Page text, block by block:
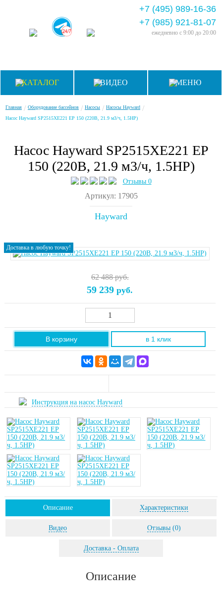
+7 (495) 989-16-36
+7 (985) 921-81-07
ежедневно с 9:00 до 20:00
КАТАЛОГ ВИДЕО МЕНЮ
Главная / Оборудование бассейнов / Насосы / Насосы Hayward /
Насос Hayward SP2515XE221 EP 150 (220В, 21.9 м3/ч, 1.5HP)
Насос Hayward SP2515XE221 EP
150 (220В, 21.9 м3/ч, 1.5HP)
Отзывы 0
Артикул: 17905
Hayward
Доставка в любую точку!
62 488 руб.
59 239 руб.
В корзину в 1 клик
Инструкция на насос Hayward
Описание Характеристики
Видео Отзывы (0)
Доставка - Оплата
Описание